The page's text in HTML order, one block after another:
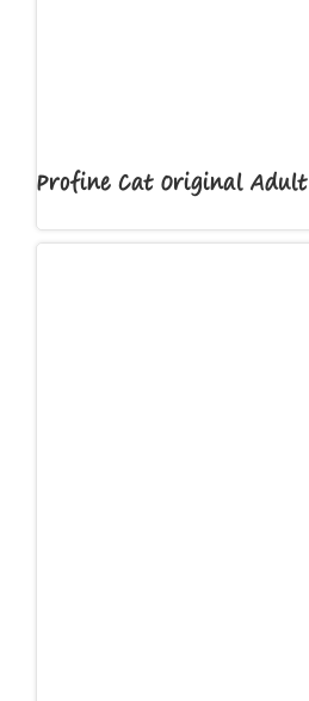
Profine Cat Original Adult